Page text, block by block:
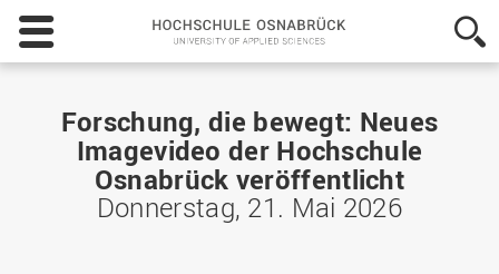
Hochschule
Osnabrück
-
Applied
Sciences
Forschung, die bewegt: Neues
Imagevideo der Hochschule
Osnabrück veröffentlicht
Donnerstag, 21. Mai 2026